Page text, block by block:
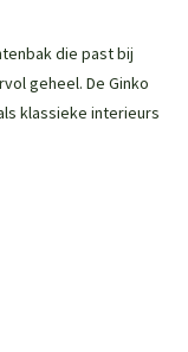
die past bij
geheel. De Ginko
klassieke interieurs